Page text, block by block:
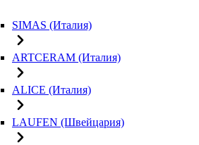
SIMAS (Италия)
ARTCERAM (Италия)
ALICE (Италия)
LAUFEN (Швейцария)